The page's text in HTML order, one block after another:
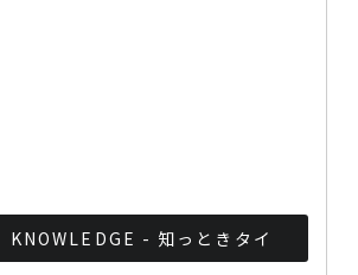
KNOWLEDGE - 知っときタイ